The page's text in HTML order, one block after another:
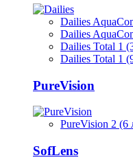
Dailies
Dailies
Dailies Total 1
Dailies Total 1
PureVision
PureVision 2 (6
SofLens